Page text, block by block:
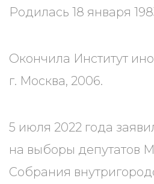
Родилась 18 января
Окончила Институт
г. Москва, 2006.
5 июля 2022 года
на выборы депутатов
Собрания